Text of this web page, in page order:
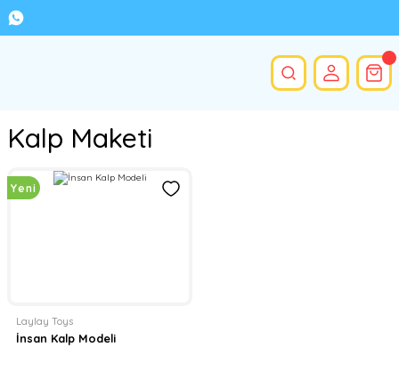
Kalp Maketi
Yeni
Laylay Toys
İnsan Kalp Modeli